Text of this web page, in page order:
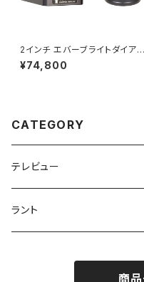
2インチ エバーブライトダイアゴ
ナルミラー、1 1/4インチアダプタ
ー付
¥74,800
CATEGORY
テレビュー
アイピース
ラント
商